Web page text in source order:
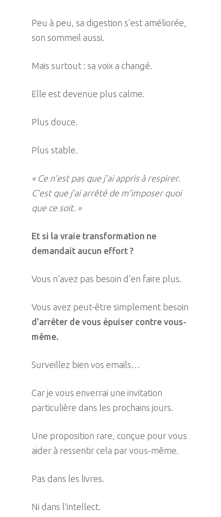
Peu à peu, sa digestion s’est améliorée,
son sommeil aussi.
Mais surtout : sa voix a changé.
Elle est devenue plus calme.
Plus douce.
Plus stable.
« Ce n’est pas que j’ai appris à respirer.
C’est que j’ai arrêté de m’imposer quoi
que ce soit. »
Et si la vraie transformation ne
demandait aucun effort ?
Vous n’avez pas besoin d’en faire plus.
Vous avez peut-être simplement besoin
d’arrêter de vous épuiser contre vous-
même.
Surveillez bien vos emails…
Car je vous enverrai une invitation
particulière dans les prochains jours.
Une proposition rare, conçue pour vous
aider à ressentir cela par vous-même.
Pas dans les livres.
Ni dans l’intellect.